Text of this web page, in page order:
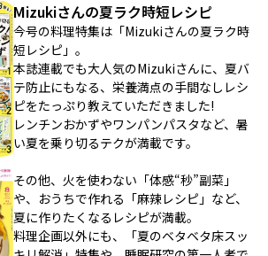
Mizukiさんの夏ラク時短レシピ
今号の料理特集は「Mizukiさんの夏ラク時
短レシピ」。
本誌連載でも大人気のMizukiさんに、夏バ
テ防止にもなる、栄養満点の手間なしレシ
ピをたっぷり教えていただきました!
レンチンおかずやワンパンパスタなど、暑
い夏を乗り切るテクが満載です。
その他、火を使わない「体感“秒”副菜」
や、おうちで作れる「麻辣レシピ」など、
夏に作りたくなるレシピが満載。
料理企画以外にも、「夏のベタベタ床スッ